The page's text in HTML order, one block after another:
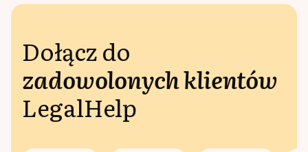
Dołącz do
zadowolonych klientów
LegalHelp